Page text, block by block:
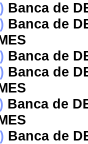
Banca de
Banca de
Banca de
Banca de
Banca de
Banca de